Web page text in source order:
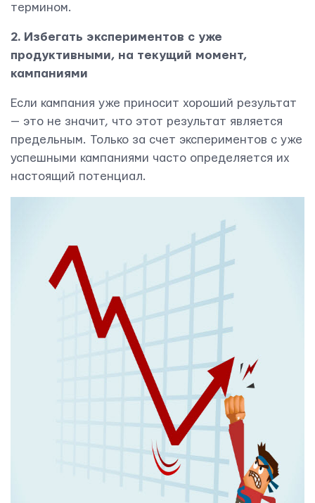
термином.
2. Избегать экспериментов с уже
продуктивными, на текущий момент,
кампаниями
Если кампания уже приносит хороший результат
— это не значит, что этот результат является
предельным. Только за счет экспериментов с уже
успешными кампаниями часто определяется их
настоящий потенциал.
Свяжитесь с нами